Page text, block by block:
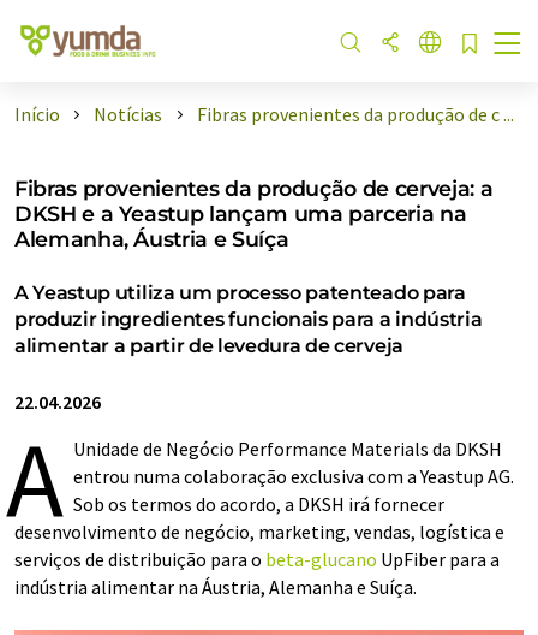
Início Notícias Fibras provenientes da produção de c ...
Fibras provenientes da produção de cerveja: a
DKSH e a Yeastup lançam uma parceria na
Alemanha, Áustria e Suíça
A Yeastup utiliza um processo patenteado para
produzir ingredientes funcionais para a indústria
alimentar a partir de levedura de cerveja
22.04.2026
A Unidade de Negócio Performance Materials da DKSH
entrou numa colaboração exclusiva com a Yeastup AG.
Sob os termos do acordo, a DKSH irá fornecer
desenvolvimento de negócio, marketing, vendas, logística e
serviços de distribuição para o beta-glucano UpFiber para a
indústria alimentar na Áustria, Alemanha e Suíça.